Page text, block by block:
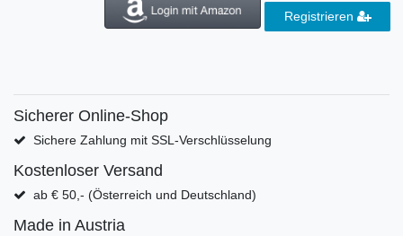
Registrieren
Sicherer Online-Shop
Sichere Zahlung mit SSL-Verschlüsselung
Kostenloser Versand
ab € 50,- (Österreich und Deutschland)
Made in Austria